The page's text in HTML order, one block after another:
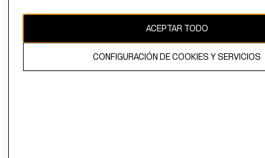
El contenido de esta página web está protegido por copyright y es
propiedad de H&M Hennes & Mauritz AB.
ACEPTAR TODO
CONFIGURACIÓN DE COOKIES Y SERVICIOS